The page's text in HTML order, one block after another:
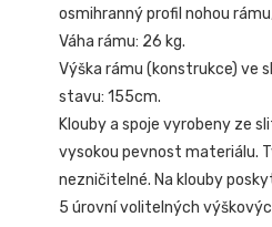
osmihranný profil nohou
Váha rámu: 26 kg.
Výška rámu (konstrukce) ve
stavu: 155cm.
Klouby a spoje vyrobeny ze
vysokou pevnost materiálu.
nezničitelné. Na klouby
5 úrovní volitelných